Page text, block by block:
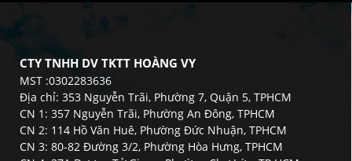
CTY TNHH DV TKTT HOÀNG VY
MST :0302283636
Địa chỉ: 353 Nguyễn Trãi, Phường 7, Quận 5, TPHCM
CN 1: 357 Nguyễn Trãi, Phường An Đông, TPHCM
CN 2: 114 Hồ Văn Huê, Phường Đức Nhuận, TPHCM
CN 3: 80-82 Đường 3/2, Phường Hòa Hưng, TPHCM